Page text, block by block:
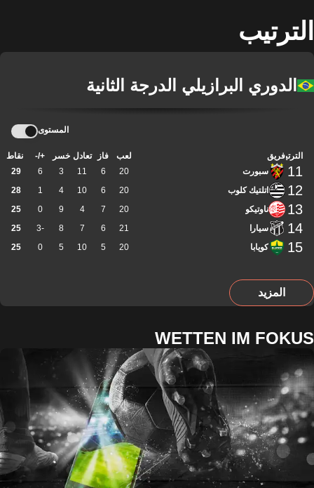
الترتيب
الدوري البرازيلي الدرجة الثانية
المستوى
الترتيبفريق لعب فاز تعادل خسر +/- نقاط
11 سبورت 20
6
11
3
6
29
12 اتلتيك كلوب 20
6
10
4
1
28
13 ناوتيكو 20
7
4
9
0
25
14 سيارا 21
6
7
8
-3
25
15 كويابا 20
5
10
5
0
25
المزيد
WETTEN IM FOKUS